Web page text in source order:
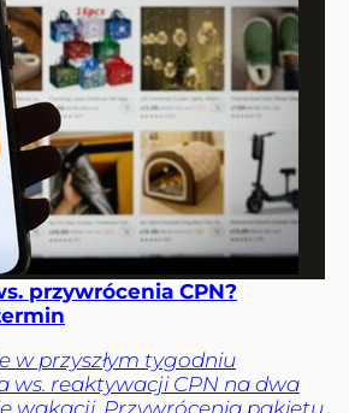
przywrócenia CPN?
w przyszłym tygodniu
ws. reaktywacji CPN na dwa